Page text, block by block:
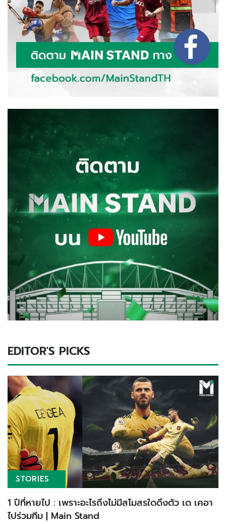
EDITOR'S PICKS
STORIES
1 ปีที่หายไป : เพราะอะไรถึงไม่มีสโมสรใดดึงตัว เด เคอา
ไปร่วมทีม | Main Stand